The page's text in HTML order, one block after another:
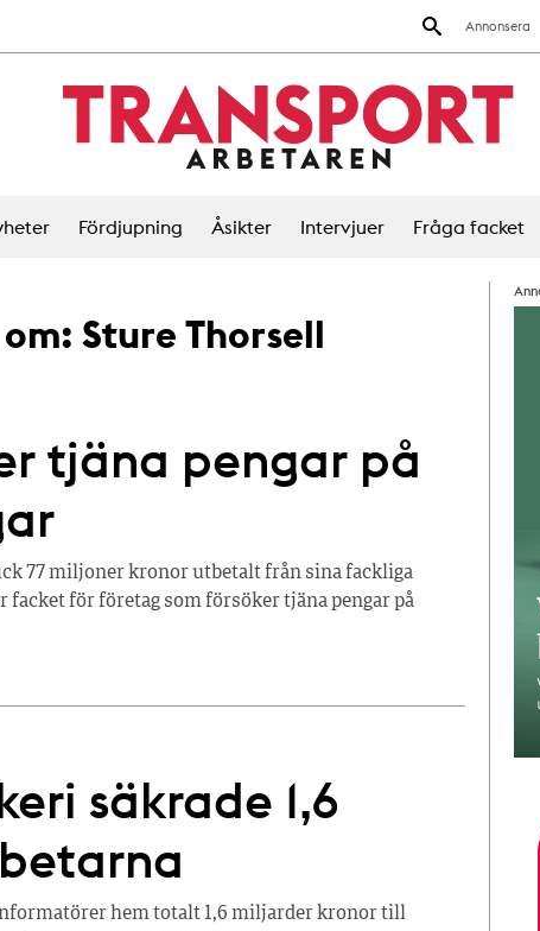
Annonsera
Fördjupning Åsikter Intervjuer Fråga facket
Sture Thorsell
tjäna pengar på
77 miljoner kronor utbetalt från sina fackliga
för företag som försöker tjäna pengar på
säkrade 1,6
hem totalt 1,6 miljarder kronor till